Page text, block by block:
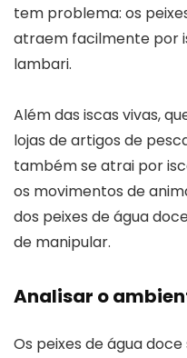
tem problema: os
atraem facilmente por
lambari.
Além das iscas vivas,
lojas de artigos de
também se atrai por
os movimentos de
dos peixes de água
de manipular.
Analisar o
Os peixes de água